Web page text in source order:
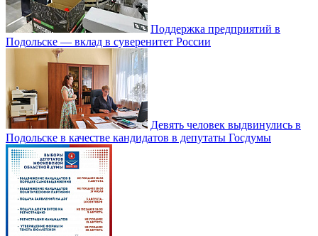
Поддержка предприятий в
Подольске — вклад в суверенитет России
Девять человек выдвинулись в
Подольске в качестве кандидатов в депутаты Госдумы